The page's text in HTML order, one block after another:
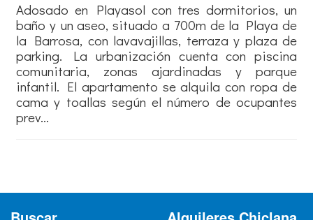
Adosado en Playasol con tres dormitorios, un
baño y un aseo, situado a 700m de la Playa de
la Barrosa, con lavavajillas, terraza y plaza de
parking. La urbanización cuenta con piscina
comunitaria, zonas ajardinadas y parque
infantil. El apartamento se alquila con ropa de
cama y toallas según el número de ocupantes
prev...